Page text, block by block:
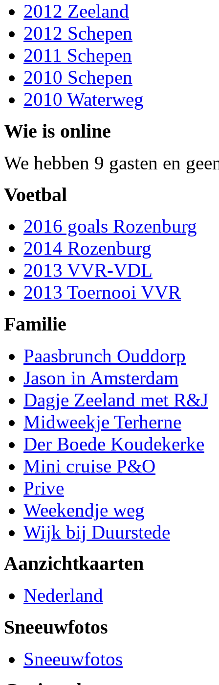
2012 Zeeland
2012 Schepen
2011 Schepen
2010 Schepen
2010 Waterweg
Wie is online
We hebben 9 gasten en
Voetbal
2016 goals Rozenburg
2014 Rozenburg
2013 VVR-VDL
2013 Toernooi VVR
Familie
Paasbrunch Ouddorp
Jason in Amsterdam
Dagje Zeeland met R&J
Midweekje Terherne
Der Boede Koudekerke
Mini cruise P&O
Prive
Weekendje weg
Wijk bij Duurstede
Aanzichtkaarten
Nederland
Sneeuwfotos
Sneeuwfotos